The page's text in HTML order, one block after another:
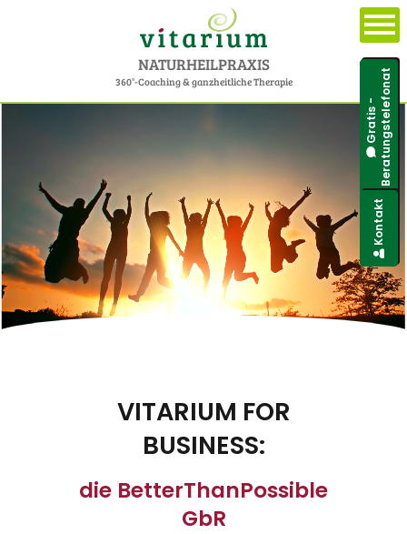
NATURHEILPRAXIS
360°-Coaching & ganzheitliche Therapie
Gratis -Beratungstelefonat
Kontakt
VITARIUM FOR
BUSINESS:
die BetterThanPossible
GbR